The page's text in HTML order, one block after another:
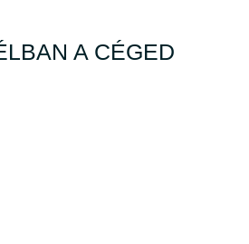
A CÉGED